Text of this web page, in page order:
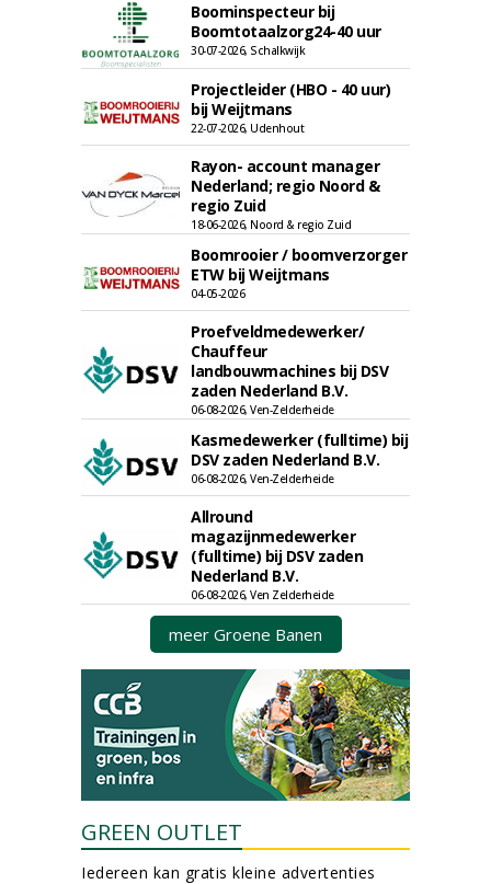
Boominspecteur bij
Boomtotaalzorg24-40 uur
30-07-2026, Schalkwijk
Projectleider (HBO - 40 uur)
bij Weijtmans
22-07-2026, Udenhout
Rayon- account manager
Nederland; regio Noord &
regio Zuid
18-06-2026, Noord & regio Zuid
Boomrooier / boomverzorger
ETW bij Weijtmans
04-05-2026
Proefveldmedewerker/
Chauffeur
landbouwmachines bij DSV
zaden Nederland B.V.
06-08-2026, Ven-Zelderheide
Kasmedewerker (fulltime) bij
DSV zaden Nederland B.V.
06-08-2026, Ven-Zelderheide
Allround
magazijnmedewerker
(fulltime) bij DSV zaden
Nederland B.V.
06-08-2026, Ven Zelderheide
meer Groene Banen
GREEN OUTLET
Iedereen kan gratis kleine advertenties